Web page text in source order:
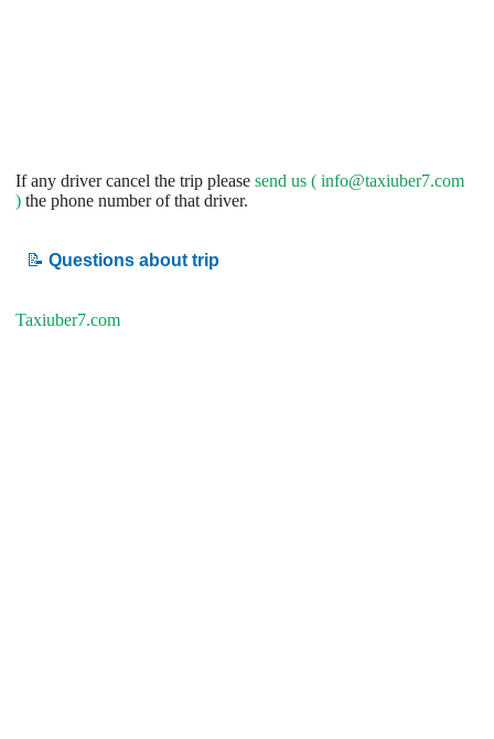
If any driver cancel the trip please send us ( info@taxiuber7.com
) the phone number of that driver.
📝 Questions about trip
Taxiuber7.com